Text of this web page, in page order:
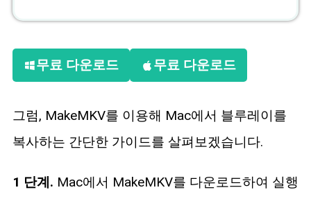
무료 다운로드 무료 다운로드
그럼, MakeMKV를 이용해 Mac에서 블루레이를
복사하는 간단한 가이드를 살펴보겠습니다.
1 단계. Mac에서 MakeMKV를 다운로드하여 실행